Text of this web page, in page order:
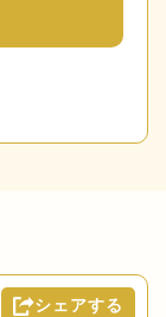
シェアする